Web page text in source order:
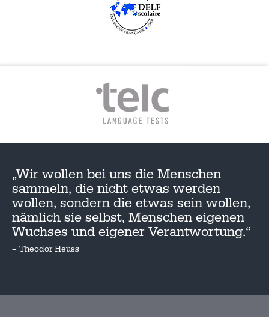
„Wir wollen bei uns die Menschen
sammeln, die nicht etwas werden
wollen, sondern die etwas sein wollen,
nämlich sie selbst, Menschen eigenen
Wuchses und eigener Verantwortung.“
– Theodor Heuss